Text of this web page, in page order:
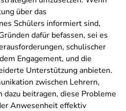
über das
Schülers informiert sind,
dafür befassen, sei es
schulischer
Engagement, und die
Unterstützung anbieten.
zwischen Lehrern,
dazu beitragen, diese Probleme
Anwesenheit effektiv